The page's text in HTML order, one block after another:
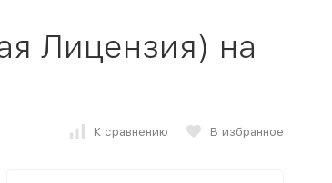
Лицензия) на
К сравнению В избранное